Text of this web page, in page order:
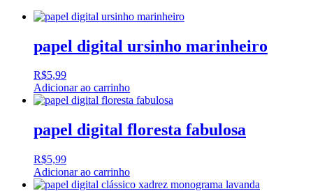
papel digital ursinho marinheiro
R$5,99
Adicionar ao carrinho
papel digital floresta fabulosa
R$5,99
Adicionar ao carrinho